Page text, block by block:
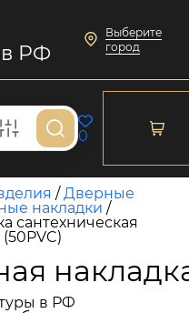
в РФ
Выберите
город
0
/Дверные
накладки /
сантехническая
в РФ